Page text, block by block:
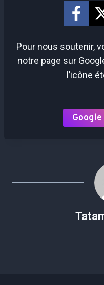
Pour nous soutenir,
notre page sur
l’icône